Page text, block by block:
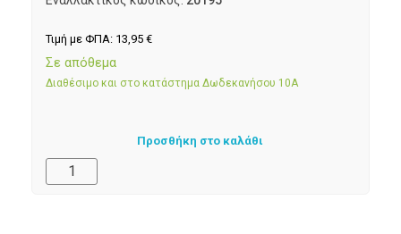
Τιμή με ΦΠΑ: 13,95 €
Σε απόθεμα
Διαθέσιμο και στο κατάστημα Δωδεκανήσου 10Α
Προσθήκη στο καλάθι